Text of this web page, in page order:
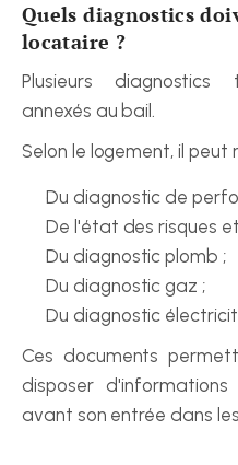
Quels diagnostics
locataire ?
Plusieurs
annexés au bail.
Selon le logement, il
Du diagnostic de
De l'état des risques et
Du diagnostic plomb ;
Du diagnostic gaz ;
Du diagnostic
Ces documents
disposer
avant son entrée dans